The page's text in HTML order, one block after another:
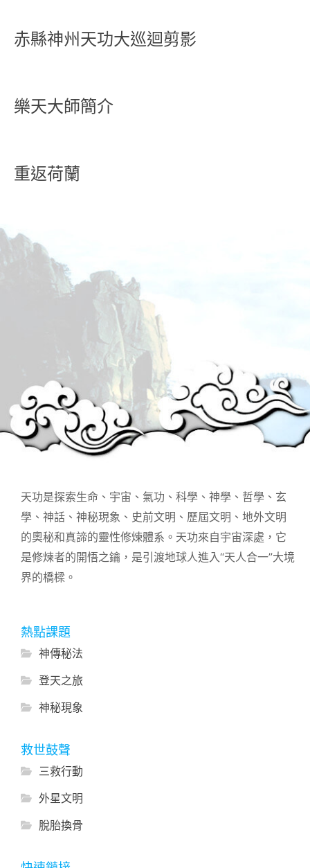
赤縣神州天功大巡迴剪影
樂天大師簡介
重返荷蘭
天功是探索生命、宇宙、氣功、科學、神學、哲學、玄
學、神話、神秘現象、史前文明、歷屆文明、地外文明
的奧秘和真諦的靈性修煉體系。天功來自宇宙深處，它
是修煉者的開悟之鑰，是引渡地球人進入“天人合一”大境
界的橋樑。
熱點課題
神傳秘法
登天之旅
神秘現象
救世鼓聲
三救行動
外星文明
脫胎換骨